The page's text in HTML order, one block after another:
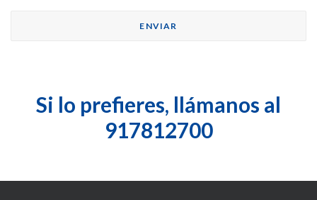
Si lo prefieres, llámanos al
917812700